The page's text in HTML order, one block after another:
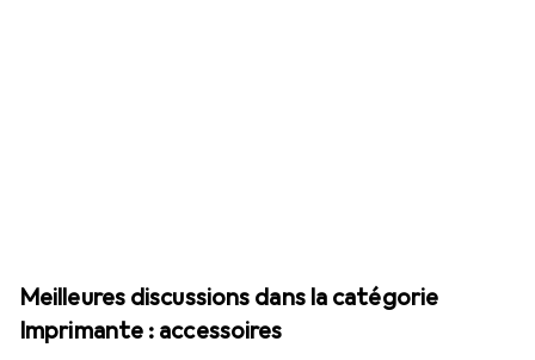
Meilleures discussions dans la catégorie
Imprimante : accessoires